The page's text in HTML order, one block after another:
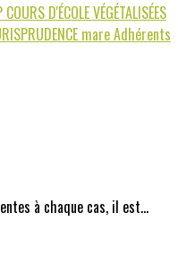
COURS D'ÉCOLE VÉGÉTALISÉES
mareAdhérents
à chaque cas, il est...